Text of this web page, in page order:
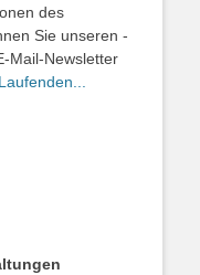
des
Sie unseren -
Mail-Newsletter